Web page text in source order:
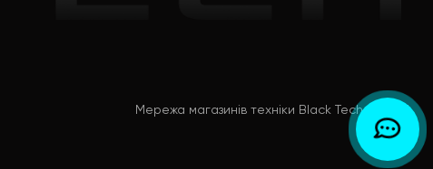
Мережа магазинів техніки Black Tech © 2026